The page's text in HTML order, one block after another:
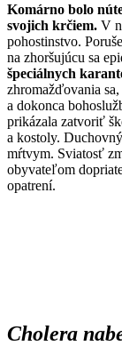
Komárno bolo
svojich krčiem. V
pohostinstvo.
na zhoršujúcu sa
špeciálnych
zhromažďovania
a dokonca
prikázala zatvoriť
a kostoly.
mŕtvym. Sviatosť
obyvateľom
opatrení.
Cholera